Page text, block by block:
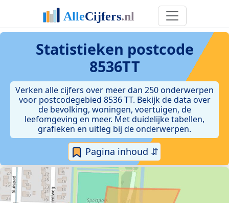
Statistieken postcode
8536TT
Verken alle cijfers over meer dan 250 onderwerpen
voor postcodegebied 8536 TT. Bekijk de data over
de bevolking, woningen, voertuigen, de
leefomgeving en meer. Met duidelijke tabellen,
grafieken en uitleg bij de onderwerpen.
Pagina inhoud ⇵